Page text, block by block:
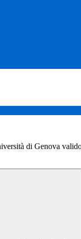
di Genova